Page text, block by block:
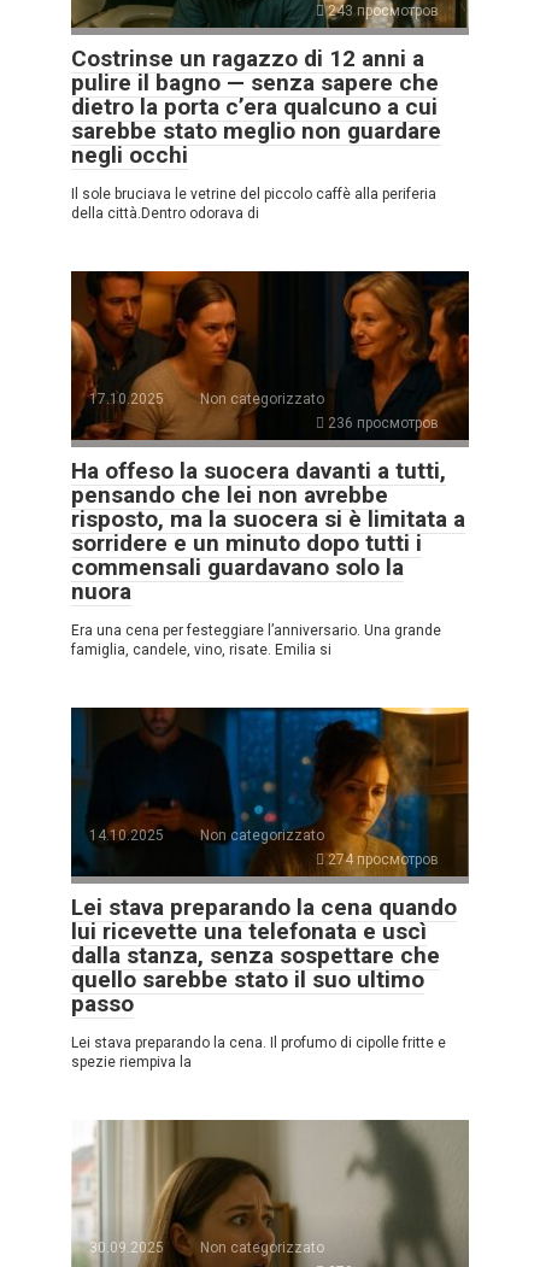
243 просмотров
Costrinse un ragazzo di 12 anni a
pulire il bagno — senza sapere che
dietro la porta c’era qualcuno a cui
sarebbe stato meglio non guardare
negli occhi
Il sole bruciava le vetrine del piccolo caffè alla periferia
della città.Dentro odorava di
17.10.2025
Non categorizzato
236 просмотров
Ha offeso la suocera davanti a tutti,
pensando che lei non avrebbe
risposto, ma la suocera si è limitata a
sorridere e un minuto dopo tutti i
commensali guardavano solo la
nuora
Era una cena per festeggiare l’anniversario. Una grande
famiglia, candele, vino, risate. Emilia si
14.10.2025
Non categorizzato
274 просмотров
Lei stava preparando la cena quando
lui ricevette una telefonata e uscì
dalla stanza, senza sospettare che
quello sarebbe stato il suo ultimo
passo
Lei stava preparando la cena. Il profumo di cipolle fritte e
spezie riempiva la
30.09.2025
Non categorizzato